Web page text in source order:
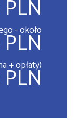
- około
+ opłaty)
PLN